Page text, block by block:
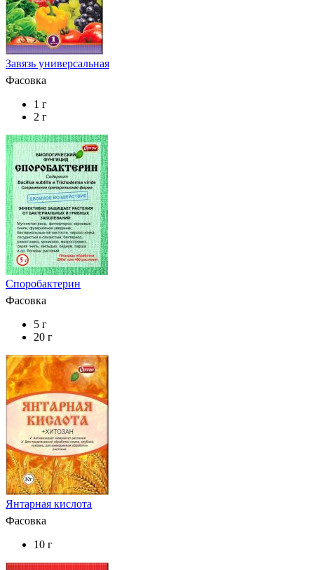
Завязь универсальная
Фасовка
1 г
2 г
Споробактерин
Фасовка
5 г
20 г
Янтарная кислота
Фасовка
10 г